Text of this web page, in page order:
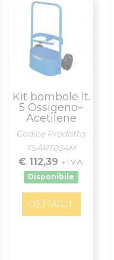
Kit bombole lt.
5 Ossigeno–
Acetilene
Codice Prodotto:
TSART034M
€ 112,39 + I.V.A.
Disponibile
DETTAGLI